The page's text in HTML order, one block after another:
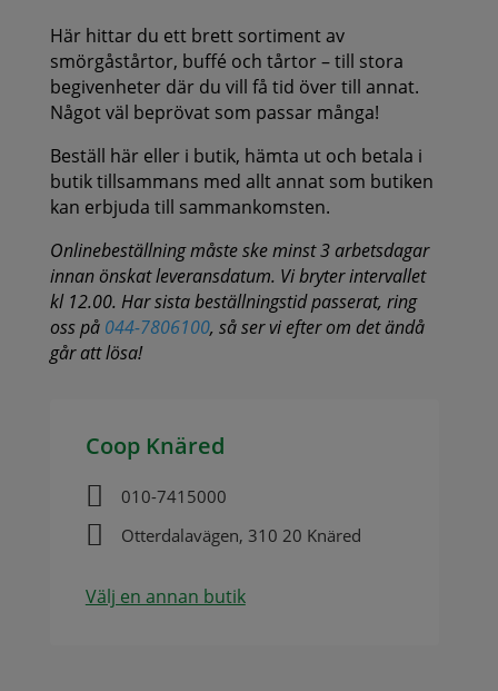
Här hittar du ett brett sortiment av
smörgåstårtor, buffé och tårtor – till stora
begivenheter där du vill få tid över till annat.
Något väl beprövat som passar många!
Beställ här eller i butik, hämta ut och betala i
butik tillsammans med allt annat som butiken
kan erbjuda till sammankomsten.
Onlinebeställning måste ske minst 3 arbetsdagar
innan önskat leveransdatum. Vi bryter intervallet
kl 12.00. Har sista beställningstid passerat, ring
oss på 044-7806100, så ser vi efter om det ändå
går att lösa!
Coop Knäred
 010-7415000
 Otterdalavägen, 310 20 Knäred
Välj en annan butik